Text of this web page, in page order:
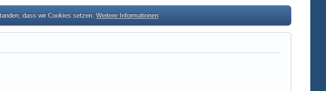
dass wir Cookies setzen. Weitere Informationen